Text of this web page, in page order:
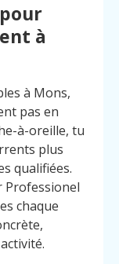
à
à Mons,
pas en
à-oreille, tu
plus
qualifiées.
Professionel
chaque